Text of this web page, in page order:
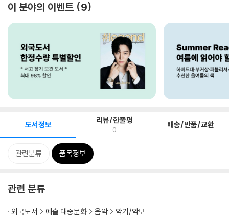
이 분야의 이벤트 9
도서정보 리뷰/한줄평
0 배송/반품/교환
관련분류 품목정보
관련 분류
외국도서 예술 대중문화 음악 악기/악보